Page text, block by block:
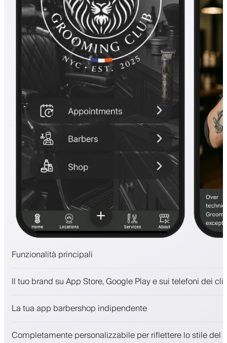
Funzionalità principali
Pagamenti, deposito cauzionale
Coinvolgi i clienti con un programma fedeltà
Il tuo brand su App Store, Google Play e sui telefoni dei
La tua app barbershop indipendente
Completamente personalizzabile per riflettere lo stile del